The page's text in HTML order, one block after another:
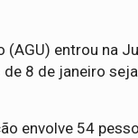
(AGU) entrou na
8 de janeiro
envolve 54